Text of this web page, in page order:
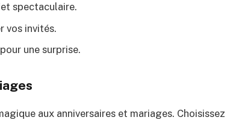
spectaculaire.
vos invités.
une surprise.
aux anniversaires et mariages. Choisissez